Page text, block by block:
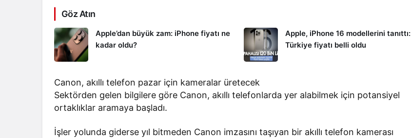
Göz Atın
Apple’dan büyük zam: iPhone fiyatı ne
kadar oldu?
Apple, iPhone 16 modellerini tanıttı:
Türkiye fiyatı belli oldu
Canon, akıllı telefon pazar için kameralar üretecek
Sektörden gelen bilgilere göre Canon, akıllı telefonlarda yer alabilmek için potansiyel
ortaklıklar aramaya başladı.
İşler yolunda giderse yıl bitmeden Canon imzasını taşıyan bir akıllı telefon kamerası